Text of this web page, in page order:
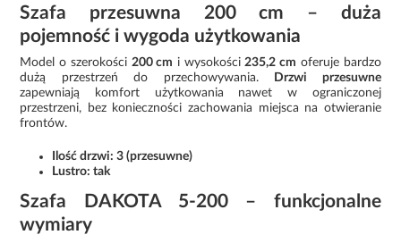
Szafa przesuwna 200 cm – duża
pojemność i wygoda użytkowania
Model o szerokości 200 cm i wysokości235,2 cm oferuje bardzo
dużą przestrzeń do przechowywania.
Drzwi przesuwne
zapewniają komfort użytkowania nawet w ograniczonej
przestrzeni, bez konieczności zachowania miejsca na otwieranie
frontów.
Ilość drzwi: 3 (przesuwne)
Lustro: tak
Szafa DAKOTA 5-200 – funkcjonalne
wymiary